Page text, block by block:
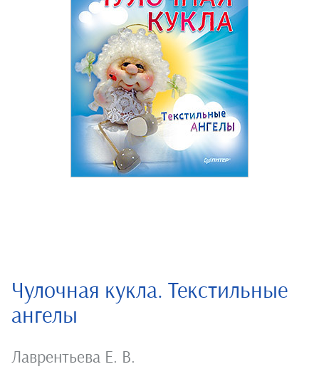
Чулочная кукла. Текстильные
ангелы
Лаврентьева Е. В.